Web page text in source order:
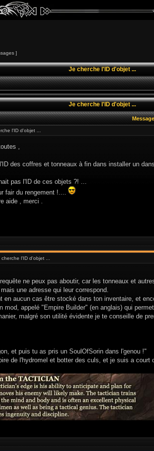
]
Je cherche l'ID d'objet ...
Je cherche l'ID d'objet ...
Message
l'ID d'objet ...
,
des coffres et tonneaux à fin dans installer un
pas l'ID de ces objets ?! ...
fair du rengement !....
aide , merci .
l'ID d'objet ...
ne peux pas aboutir, car les tonneaux et
une adresse qui leur correspond.
en aucun cas être stocké dans ton inventaire, et
mod, appelé "Empire Builder" (en anglais) qui
malgré son utilité évidente je te conseille de
et puis tu as pris un SoulOfSorin dans l'genou !"
de l'hydromel et botter des culs, et je suis a court